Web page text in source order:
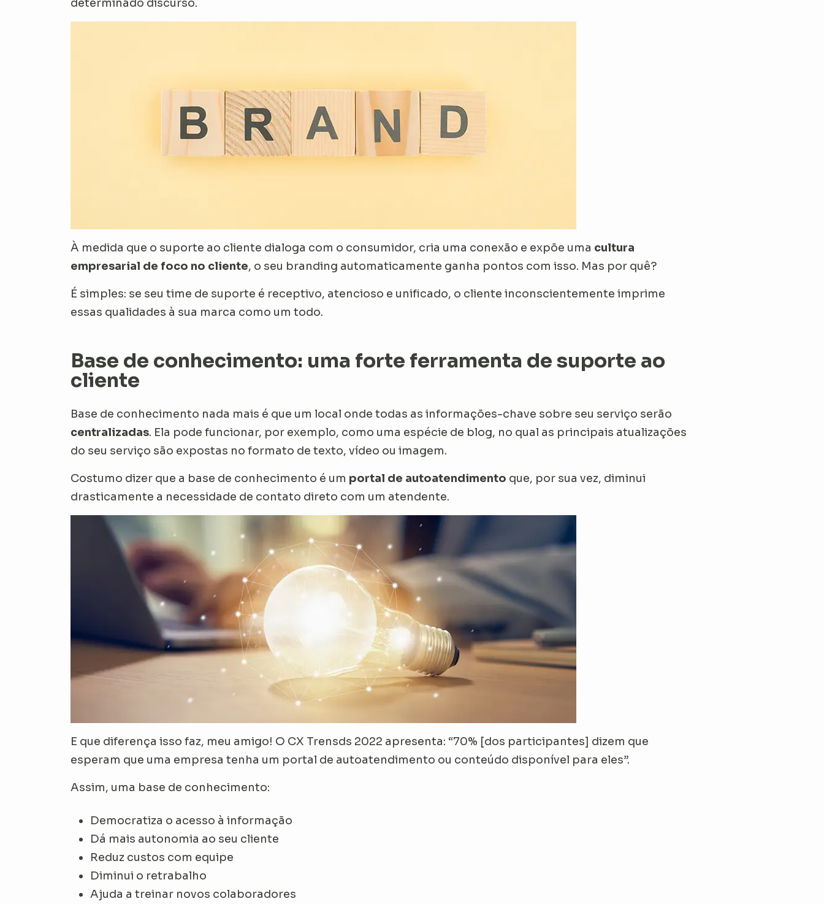
determinado discurso.
À medida que o suporte ao cliente dialoga com o consumidor, cria uma conexão e expõe uma cultura
empresarial de foco no cliente, o seu branding automaticamente ganha pontos com isso. Mas por quê?
É simples: se seu time de suporte é receptivo, atencioso e unificado, o cliente inconscientemente imprime
essas qualidades à sua marca como um todo.
Base de conhecimento: uma forte ferramenta de suporte ao
cliente
Base de conhecimento nada mais é que um local onde todas as informações-chave sobre seu serviço serão
centralizadas. Ela pode funcionar, por exemplo, como uma espécie de blog, no qual as principais atualizações
do seu serviço são expostas no formato de texto, vídeo ou imagem.
Costumo dizer que a base de conhecimento é um portal de autoatendimento que, por sua vez, diminui
drasticamente a necessidade de contato direto com um atendente.
E que diferença isso faz, meu amigo! O CX Trensds 2022 apresenta: “70% [dos participantes] dizem que
esperam que uma empresa tenha um portal de autoatendimento ou conteúdo disponível para eles”.
Assim, uma base de conhecimento:
Democratiza o acesso à informação
Dá mais autonomia ao seu cliente
Reduz custos com equipe
Diminui o retrabalho
Ajuda a treinar novos colaboradores